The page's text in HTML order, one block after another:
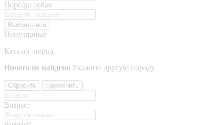
Породы собак
Выбрать все
Популярные
Каталог пород
Ничего не найдено Укажите другую породу
Сбросить Применить
Возраст